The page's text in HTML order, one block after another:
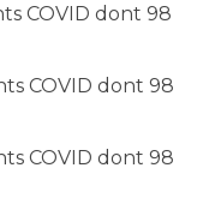
COVID dont 98
COVID dont 98
COVID dont 98